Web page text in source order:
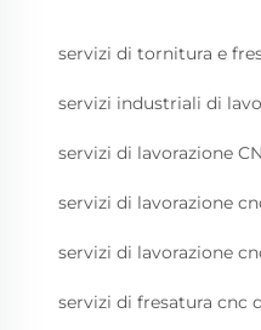
servizi di tornitura e
servizi industriali di
servizi di lavorazione
servizi di lavorazione
servizi di lavorazione
servizi di fresatura cnc